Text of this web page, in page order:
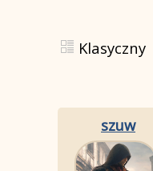
Klasyczny
szuw